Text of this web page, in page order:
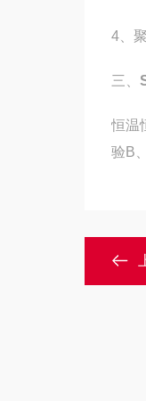
4 、
三、
恒温
验 B